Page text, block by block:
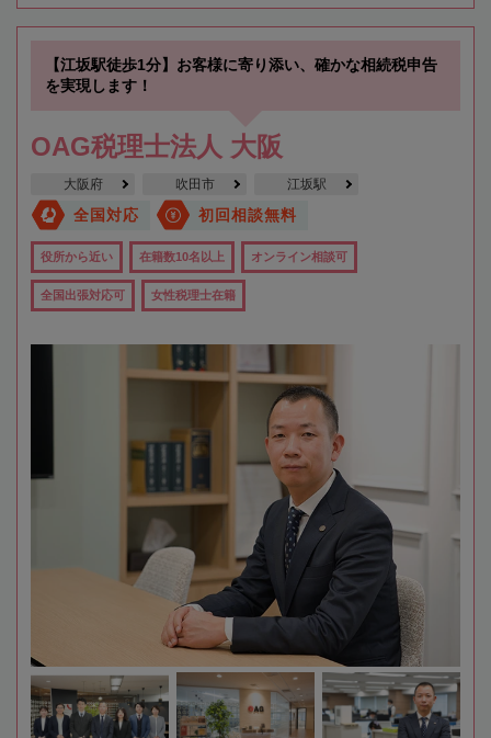
【江坂駅徒歩1分】お客様に寄り添い、確かな相続税申告
を実現します！
OAG税理士法人 大阪
大阪府 吹田市 江坂駅
全国対応 初回相談無料
役所から近い 在籍数10名以上 オンライン相談可
全国出張対応可 女性税理士在籍